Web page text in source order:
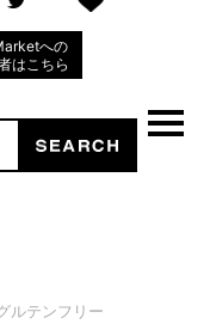
への
はこちら
ルテンフリー